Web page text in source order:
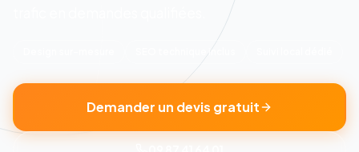
SEO technique inclus
Demander un devis gratuit